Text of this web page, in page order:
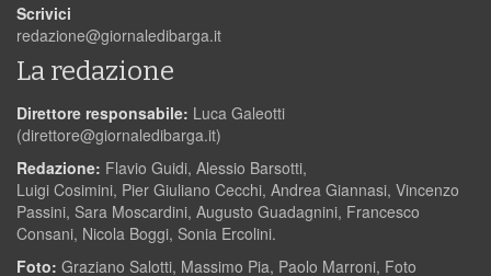
Scrivici
redazione@giornaledibarga.it
La redazione
Direttore responsabile: Luca Galeotti
(direttore@giornaledibarga.it)
Redazione: Flavio Guidi, Alessio Barsotti,
Luigi Cosimini, Pier Giuliano Cecchi, Andrea Giannasi, Vincenzo
Passini, Sara Moscardini, Augusto Guadagnini, Francesco
Consani, Nicola Boggi, Sonia Ercolini.
Foto: Graziano Salotti, Massimo Pia, Paolo Marroni, Foto